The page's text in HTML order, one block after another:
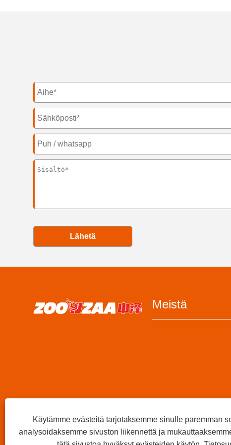
Lähetä
Meistä
Käytämme evästeitä tarjotaksemme sinulle paremman
analysoidaksemme sivuston liikennettä ja